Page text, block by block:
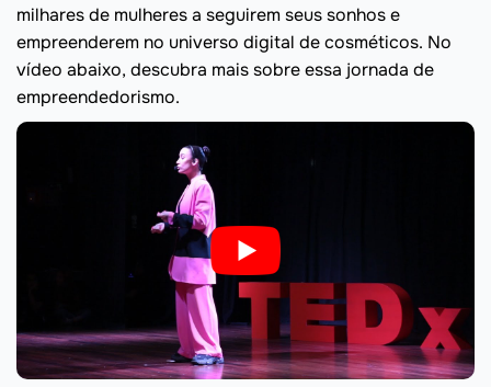
milhares de mulheres a seguirem seus sonhos e
empreenderem no universo digital de cosméticos. No
vídeo abaixo, descubra mais sobre essa jornada de
empreendedorismo.